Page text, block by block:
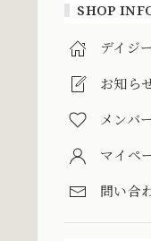
SHOP
デイジ
お知ら
メンバ
マイペ
問い合